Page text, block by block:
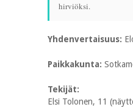
hirviöksi.
Yhdenvertaisuus:
Paikkakunta:
Tekijät:
Elsi Tolonen, 11